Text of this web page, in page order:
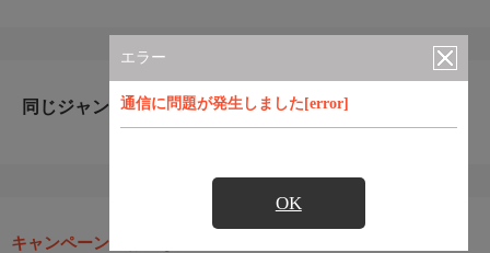
エラー
通信に問題が発生しました[error]
OK
同じジャンルのおすすめ番組
キャンペーン・お得な情報